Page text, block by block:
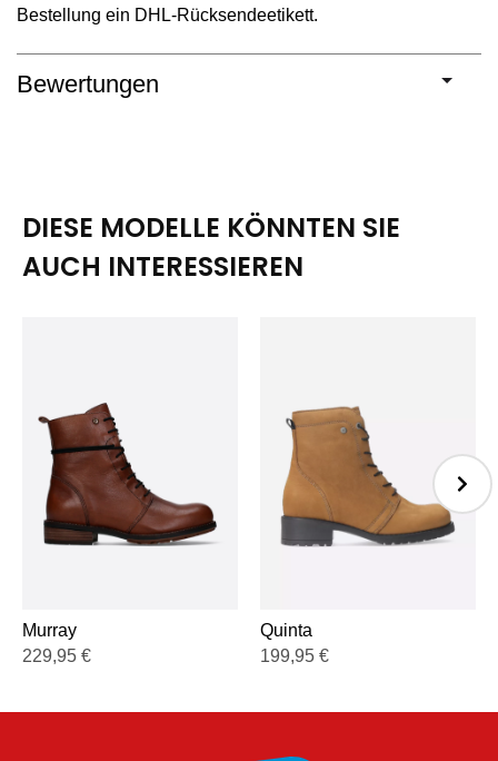
Bestellung ein DHL-Rücksendeetikett.
Bewertungen
DIESE MODELLE KÖNNTEN SIE
AUCH INTERESSIEREN
Murray
229,95 €
Quinta
199,95 €